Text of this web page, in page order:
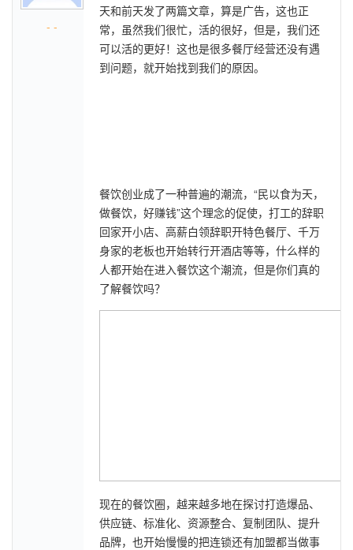
- -
天和前天发了两篇文章，算是广告，这也正
常，虽然我们很忙，活的很好，但是，我们还
可以活的更好！这也是很多餐厅经营还没有遇
到问题，就开始找到我们的原因。
餐饮创业成了一种普遍的潮流，“民以食为天，
做餐饮，好赚钱”这个理念的促使，打工的辞职
回家开小店、高薪白领辞职开特色餐厅、千万
身家的老板也开始转行开酒店等等，什么样的
人都开始在进入餐饮这个潮流，但是你们真的
了解餐饮吗？
现在的餐饮圈，越来越多地在探讨打造爆品、
供应链、标准化、资源整合、复制团队、提升
品牌，也开始慢慢的把连锁还有加盟都当做事